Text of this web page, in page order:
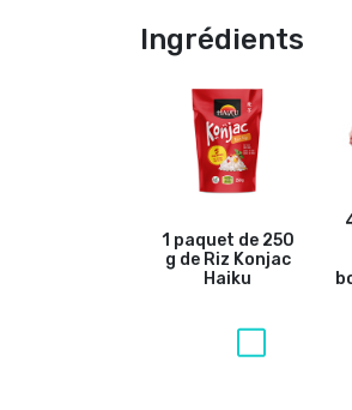
Ingrédients
1 paquet de 250
g de Riz Konjac
Haiku